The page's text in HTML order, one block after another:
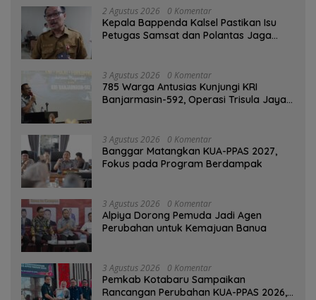
2 Agustus 2026 0 Komentar
Kepala Bappenda Kalsel Pastikan Isu
Petugas Samsat dan Polantas Jaga
3 Agustus 2026 0 Komentar
785 Warga Antusias Kunjungi KRI
Banjarmasin-592, Operasi Trisula Jaya
3 Agustus 2026 0 Komentar
‎Banggar Matangkan KUA-PPAS 2027,
Fokus pada Program Berdampak
3 Agustus 2026 0 Komentar
‎Alpiya Dorong Pemuda Jadi Agen
Perubahan untuk Kemajuan Banua ‎
3 Agustus 2026 0 Komentar
Pemkab Kotabaru Sampaikan
Rancangan Perubahan KUA-PPAS 2026,